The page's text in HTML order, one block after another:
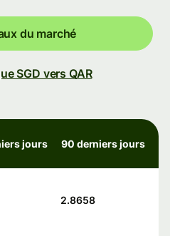
du marché
SGD vers QAR
jours 90 derniers jours
2.8658